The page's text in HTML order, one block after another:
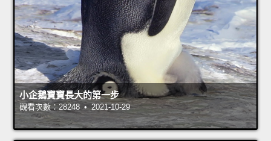
小企鵝寶寶長大的第一步
觀看次數：28248 • 2021-10-29